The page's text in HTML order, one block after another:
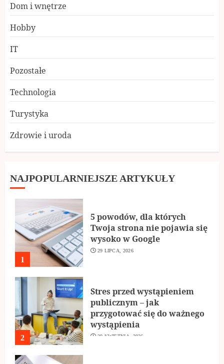
Dom i wnętrze
Hobby
IT
Pozostałe
Technologia
Turystyka
Zdrowie i uroda
NAJPOPULARNIEJSZE ARTYKUŁY
1
5 powodów, dla których
Twoja strona nie pojawia się
wysoko w Google
29 LIPCA, 2026
2
Stres przed wystąpieniem
publicznym – jak
przygotować się do ważnego
wystąpienia
29 KWIETNIA, 2026